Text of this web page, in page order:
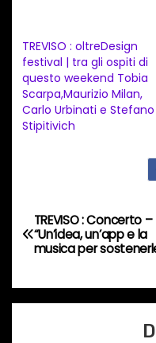
t
o
i
n
s
o
…
TREVISO : oltreDesign
festival | tra gli ospiti di
questo weekend Tobia
Scarpa,Maurizio Milan,
Carlo Urbinati e Stefano
Stipitivich
N
a
i
TREVISO : Concerto –
“Un’idea, un’app e la
musica per